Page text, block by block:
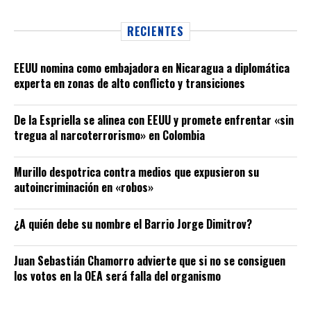
RECIENTES
EEUU nomina como embajadora en Nicaragua a diplomática
experta en zonas de alto conflicto y transiciones
De la Espriella se alinea con EEUU y promete enfrentar «sin
tregua al narcoterrorismo» en Colombia
Murillo despotrica contra medios que expusieron su
autoincriminación en «robos»
¿A quién debe su nombre el Barrio Jorge Dimitrov?
Juan Sebastián Chamorro advierte que si no se consiguen
los votos en la OEA será falla del organismo